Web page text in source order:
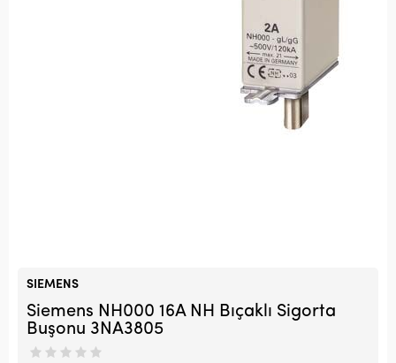
SIEMENS
Siemens NH000 16A NH Bıçaklı Sigorta
Buşonu 3NA3805